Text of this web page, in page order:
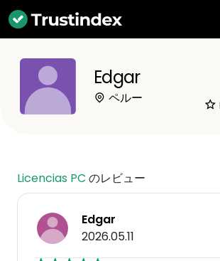
Edgar
ペルー
Licencias PC のレビュー
Edgar
2026.05.11